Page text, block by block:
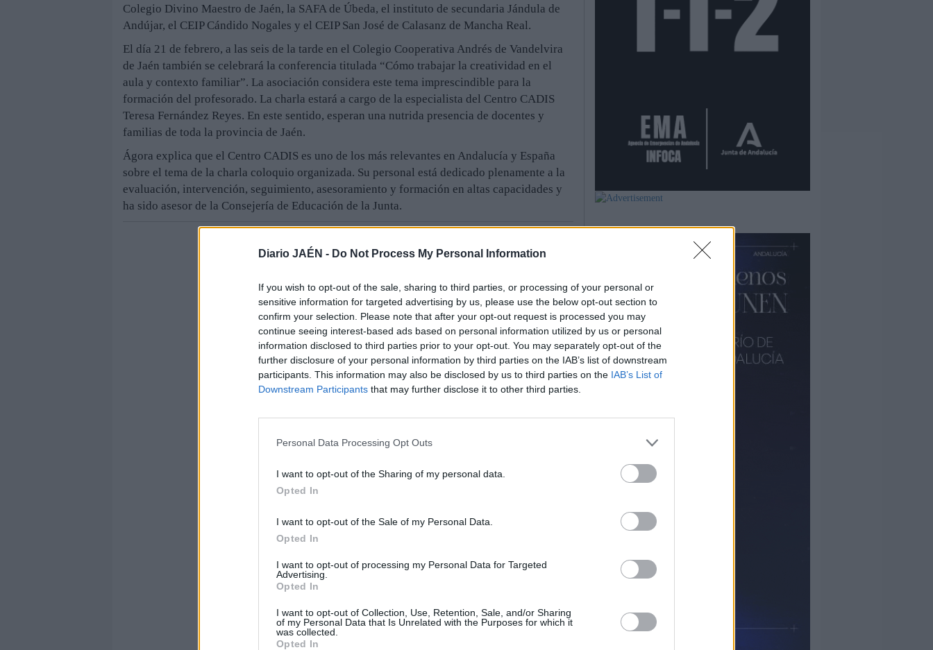
Diario JAÉN - Do Not Process My Personal Information
If you wish to opt-out of the sale, sharing to third parties, or processing of your personal or
sensitive information for targeted advertising by us, please use the below opt-out section to
confirm your selection. Please note that after your opt-out request is processed you may
continue seeing interest-based ads based on personal information utilized by us or personal
information disclosed to third parties prior to your opt-out. You may separately opt-out of the
further disclosure of your personal information by third parties on the IAB’s list of downstream
participants. This information may also be disclosed by us to third parties on the IAB’s List of
Downstream Participants that may further disclose it to other third parties.
Personal Data Processing Opt Outs
I want to opt-out of the Sharing of my personal data.
Opted In
I want to opt-out of the Sale of my Personal Data.
Opted In
I want to opt-out of processing my Personal Data for Targeted
Advertising.
Opted In
I want to opt-out of Collection, Use, Retention, Sale, and/or Sharing
of my Personal Data that Is Unrelated with the Purposes for which it
was collected.
Opted In
Colegio Divino Maestro de Jaén, la SAFA de Úbeda, el instituto de secundaria Jándula de
Andújar, el CEIP Cándido Nogales y el CEIP San José de Calasanz de Mancha Real.
El día 21 de febrero, a las seis de la tarde en el Colegio Cooperativa Andrés de Vandelvira
de Jaén también se celebrará la conferencia titulada “Cómo trabajar la creatividad en el
aula y contexto familiar”. La asociación considera este tema imprescindible para la
formación del profesorado. La charla estará a cargo de la especialista del Centro CADIS
Teresa Fernández Reyes. En este sentido, esperan una nutrida presencia de docentes y
familias de toda la provincia de Jaén.
Ágora explica que el Centro CADIS es uno de los más relevantes en Andalucía y España
sobre el tema de la charla coloquio organizada. Su personal está dedicado plenamente a la
evaluación, intervención, seguimiento, asesoramiento y formación en altas capacidades y
ha sido asesor de la Consejería de Educación de la Junta.